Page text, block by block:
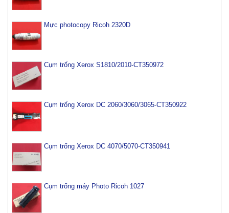
Mực photocopy Ricoh 2320D
Cụm trống Xerox S1810/2010-CT350972
Cụm trống Xerox DC 2060/3060/3065-CT350922
Cụm trống Xerox DC 4070/5070-CT350941
Cụm trống máy Photo Ricoh 1027